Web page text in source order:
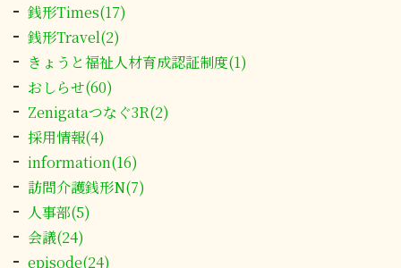
銭形Times(17)
銭形Travel(2)
きょうと福祉人材育成認証制度(1)
おしらせ(60)
Zenigataつなぐ3R(2)
採用情報(4)
information(16)
訪問介護銭形N(7)
人事部(5)
会議(24)
episode(24)